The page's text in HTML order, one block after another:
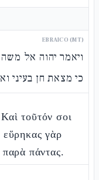
EBRAICO (MT)
ויאמר יהוה אל
כי מצאת חן בעיני
τοῦτόν σοι
εὕρηκας γὰρ
πάντας.